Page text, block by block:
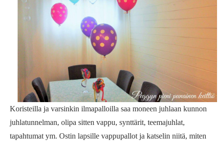
Koristeilla ja varsinkin ilmapalloilla saa moneen juhlaan kunnon
juhlatunnelman, olipa sitten vappu, synttärit, teemajuhlat,
tapahtumat ym. Ostin lapsille vappupallot ja katselin niitä, miten